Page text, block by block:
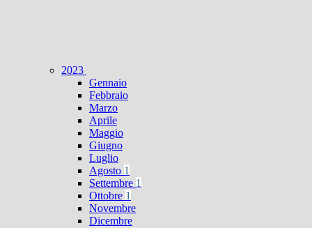
2023
Gennaio
Febbraio
Marzo
Aprile
Maggio
Giugno
Luglio
Agosto 1
Settembre 1
Ottobre 1
Novembre
Dicembre